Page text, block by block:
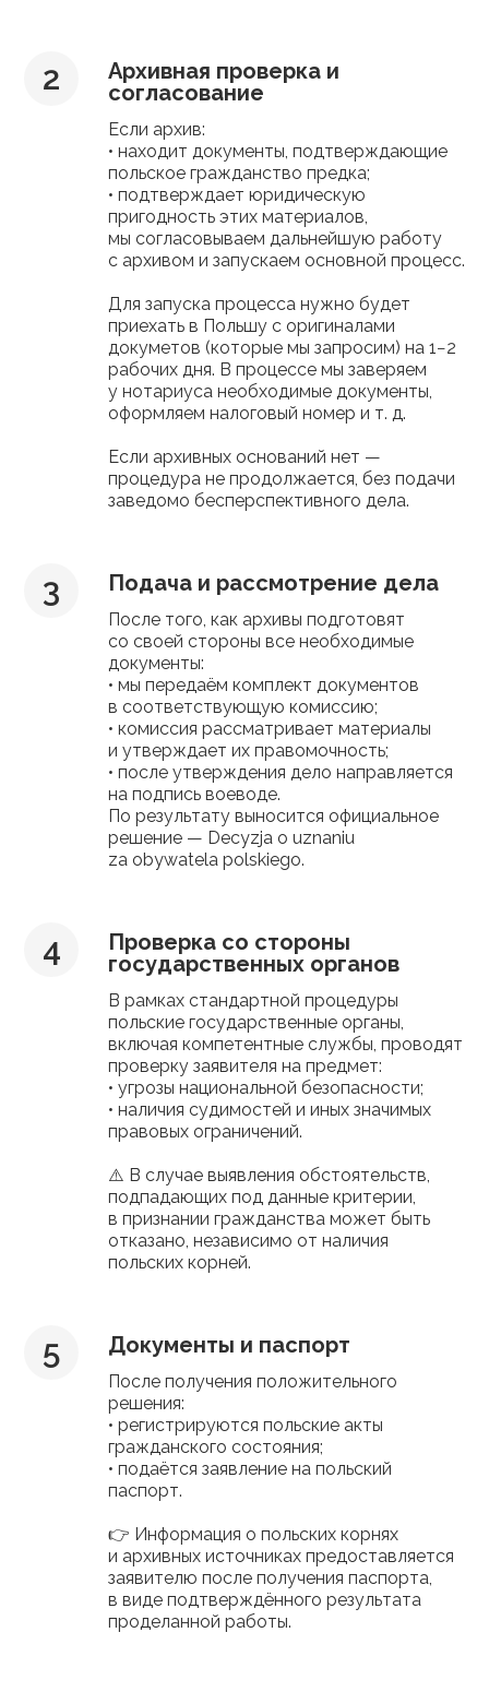
Архивная проверка и
согласование
Если архив:
• находит документы, подтверждающие
польское гражданство предка;
• подтверждает юридическую
пригодность этих материалов,
мы согласовываем дальнейшую работу
с архивом и запускаем основной процесс.
Для запуска процесса нужно будет
приехать в Польшу с оригиналами
докуметов (которые мы запросим) на 1−2
рабочих дня. В процессе мы заверяем
у нотариуса необходимые документы,
оформляем налоговый номер и т. д.
Если архивных оснований нет —
процедура не продолжается, без подачи
заведомо бесперспективного дела.
Подача и рассмотрение дела
После того, как архивы подготовят
со своей стороны все необходимые
документы:
• мы передаём комплект документов
в соответствующую комиссию;
• комиссия рассматривает материалы
и утверждает их правомочность;
• после утверждения дело направляется
на подпись воеводе.
По результату выносится официальное
решение — Decyzja o uznaniu
za obywatela polskiego.
Проверка со стороны
государственных органов
В рамках стандартной процедуры
польские государственные органы,
включая компетентные службы, проводят
проверку заявителя на предмет:
• угрозы национальной безопасности;
• наличия судимостей и иных значимых
правовых ограничений.
⚠️ В случае выявления обстоятельств,
подпадающих под данные критерии,
в признании гражданства может быть
отказано, независимо от наличия
польских корней.
Документы и паспорт
После получения положительного
решения:
• регистрируются польские акты
гражданского состояния;
• подаётся заявление на польский
паспорт.
👉 Информация о польских корнях
и архивных источниках предоставляется
заявителю после получения паспорта,
в виде подтверждённого результата
проделанной работы.